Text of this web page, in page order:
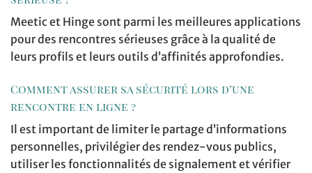
Meetic et Hinge sont parmi les meilleures applications
pour des rencontres sérieuses grâce à la qualité de
leurs profils et leurs outils d’affinités approfondies.
Comment assurer sa sécurité lors d’une
rencontre en ligne ?
Il est important de limiter le partage d’informations
personnelles, privilégier des rendez-vous publics,
utiliser les fonctionnalités de signalement et vérifier